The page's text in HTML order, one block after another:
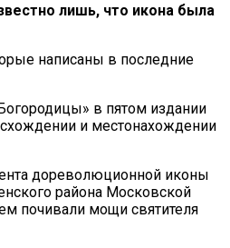
лишь, что икона была
написаны в последние
в пятом издании
и местонахождении
дореволюционной иконы
района Московской
почивали мощи святителя